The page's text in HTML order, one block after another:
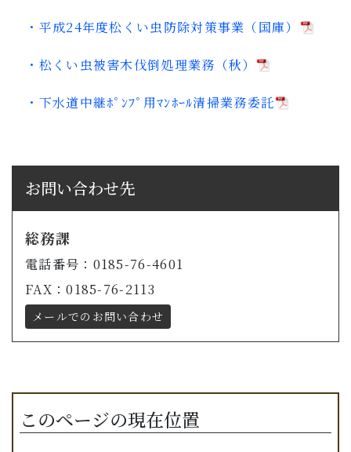
・平成24年度松くい虫防除対策事業（国庫）
・松くい虫被害木伐倒処理業務（秋）
・下水道中継ﾎﾟﾝﾌﾟ用ﾏﾝﾎｰﾙ清掃業務委託
お問い合わせ先
総務課
電話番号：0185-76-4601
FAX：0185-76-2113
メールでのお問い合わせ
このページの現在位置